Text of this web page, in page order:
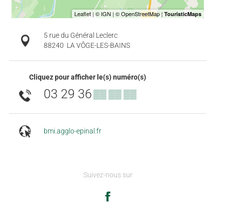
5 rue du Général Leclerc
88240 LA VÔGE-LES-BAINS
Cliquez pour afficher le(s) numéro(s)
03 29 36▒▒ ▒▒ ▒▒
bmi.agglo-epinal.fr
Suivez-nous sur